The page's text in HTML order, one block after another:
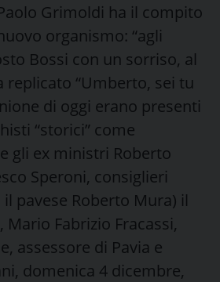
Grimoldi ha il compito
organismo: “agli
Bossi con un sorriso, al
replicato “Umberto, sei tu
di oggi erano presenti
“storici” come
gli ex ministri Roberto
Speroni, consiglieri
pavese Roberto Mura) il
Mario Fabrizio Fracassi,
assessore di Pavia e
domenica 4 dicembre,